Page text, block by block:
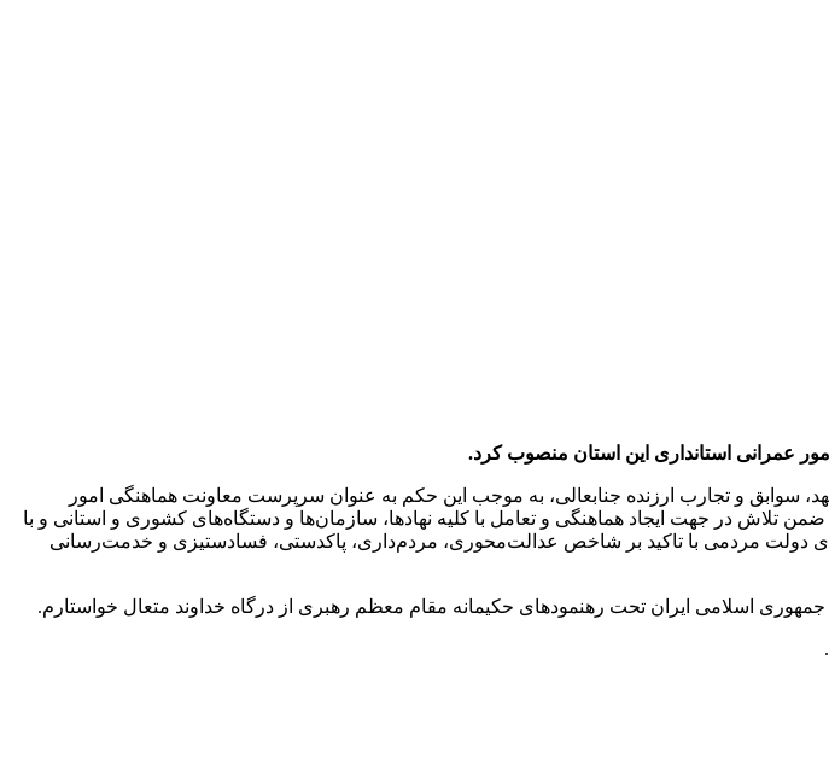
عمرانی استانداری این استان منصوب کرد.
سوابق و تجارب ارزنده جنابعالی، به موجب این حکم به عنوان سرپرست معاونت هماهنگی امور
در جهت ایجاد هماهنگی و تعامل با کلیه نهادها، سازمان‌ها و دستگاه‌های کشوری و استانی و با
دولت مردمی با تاکید بر شاخص عدالت‌محوری، مردم‌داری، پاکدستی، فسادستیزی و خدمت‌رسانی
اسلامی ایران تحت رهنمودهای حکیمانه مقام معظم رهبری از درگاه خداوند متعال خواستارم.